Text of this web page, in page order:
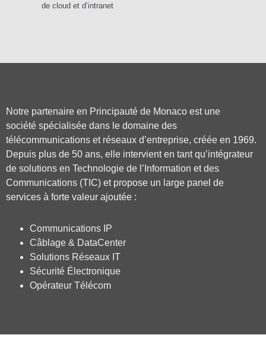
de cloud et d’intranet
Notre partenaire en Principauté de Monaco est une
société spécialisée dans le domaine des
télécommunications et réseaux d’entreprise, créée en 1969.
Depuis plus de 50 ans, elle intervient en tant qu’intégrateur
de solutions en Technologie de l’Information et des
Communications (TIC) et propose un large panel de
services à forte valeur ajoutée :
Communications IP
Câblage & DataCenter
Solutions Réseaux IT
Sécurité Électronique
Opérateur Télécom